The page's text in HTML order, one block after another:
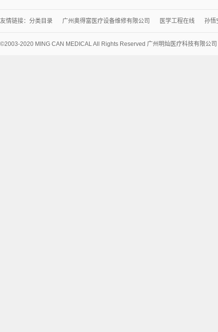
友情链接： 分类目录 广州奥得富医疗设备维修有限公司 医学工程在线 孙悟
©2003-2020 MING CAN MEDICAL All Rights Reserved 广州明灿医疗科技有限公司